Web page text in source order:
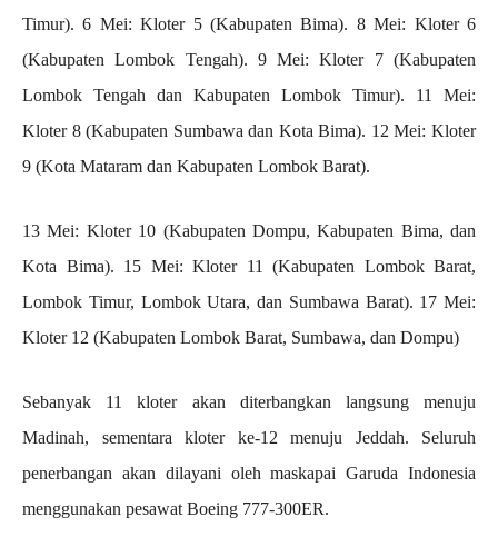
Timur). 6 Mei: Kloter 5 (Kabupaten Bima). 8 Mei: Kloter 6
(Kabupaten Lombok Tengah). 9 Mei: Kloter 7 (Kabupaten
Lombok Tengah dan Kabupaten Lombok Timur). 11 Mei:
Kloter 8 (Kabupaten Sumbawa dan Kota Bima). 12 Mei: Kloter
9 (Kota Mataram dan Kabupaten Lombok Barat).
13 Mei: Kloter 10 (Kabupaten Dompu, Kabupaten Bima, dan
Kota Bima). 15 Mei: Kloter 11 (Kabupaten Lombok Barat,
Lombok Timur, Lombok Utara, dan Sumbawa Barat). 17 Mei:
Kloter 12 (Kabupaten Lombok Barat, Sumbawa, dan Dompu)
Sebanyak 11 kloter akan diterbangkan langsung menuju
Madinah, sementara kloter ke-12 menuju Jeddah. Seluruh
penerbangan akan dilayani oleh maskapai Garuda Indonesia
menggunakan pesawat Boeing 777-300ER.